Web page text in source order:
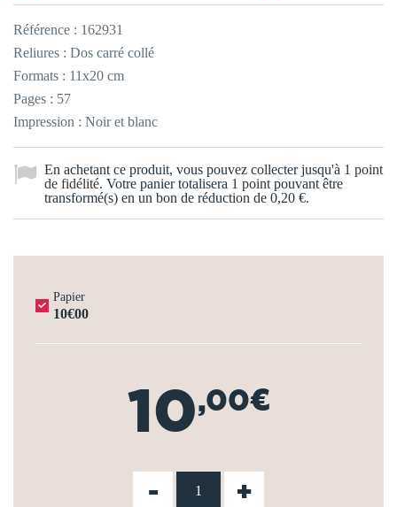
Référence : 162931
Reliures : Dos carré collé
Formats : 11x20 cm
Pages : 57
Impression : Noir et blanc
En achetant ce produit, vous pouvez collecter jusqu'à 1 point
de fidélité. Votre panier totalisera 1 point pouvant être
transformé(s) en un bon de réduction de 0,20 €.
Papier
10€00
10,00€
- +